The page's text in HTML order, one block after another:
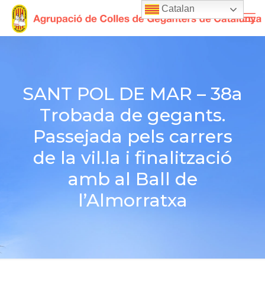
SANT POL DE MAR – 38a
Trobada de gegants.
Passejada pels carrers
de la vil.la i finalització
amb al Ball de
l’Almorratxa
Catalan